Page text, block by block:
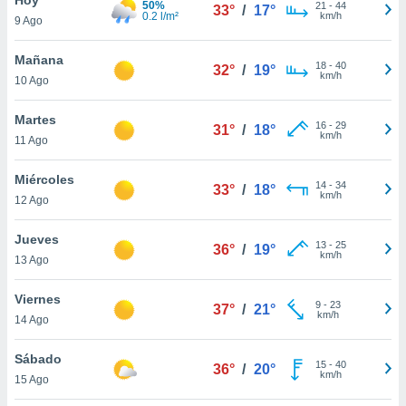
en
más
nuestra
de
cookies
aceptar
9 Ago
50%
0.2 l/m²
33° / 17° 21 - 44
km/h
Mañana
10 Ago
32° / 19° 18- 40
km/h
Martes
11 Ago
31° / 18° 16- 29
km/h
Miércoles
12 Ago
33° / 18° 14- 34
km/h
Jueves
13 Ago
36° / 19° 13- 25
km/h
Viernes
14 Ago
37° / 21° 9- 23
km/h
Sábado
15 Ago
36° / 20° 15- 40
km/h